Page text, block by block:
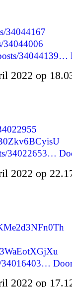
34044167
34044006
34044139…
2022 op
34022653…
2022 op
34016403…
2022 op